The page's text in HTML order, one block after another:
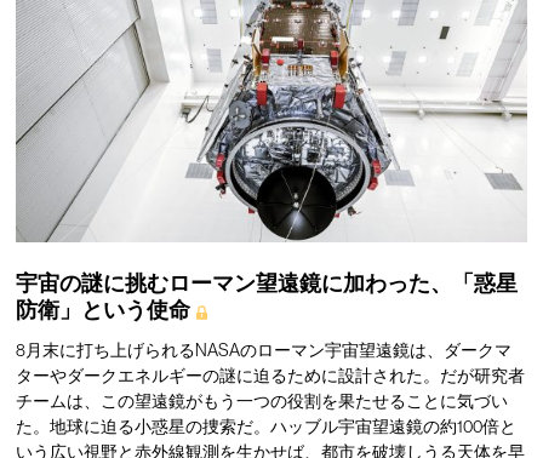
宇宙の謎に挑むローマン望遠鏡に加わった、「惑星
防衛」という使命
8月末に打ち上げられるNASAのローマン宇宙望遠鏡は、ダークマ
ターやダークエネルギーの謎に迫るために設計された。だが研究者
チームは、この望遠鏡がもう一つの役割を果たせることに気づい
た。地球に迫る小惑星の捜索だ。ハッブル宇宙望遠鏡の約100倍と
いう広い視野と赤外線観測を生かせば、都市を破壊しうる天体を早